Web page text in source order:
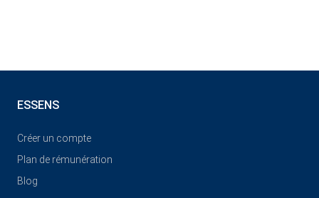
ESSENS
Créer un compte
Plan de rémunération
Blog